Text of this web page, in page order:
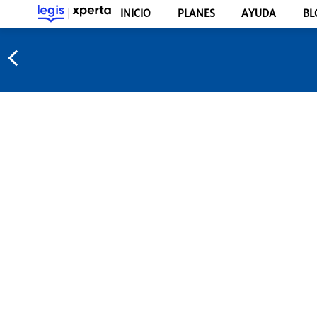
INICIO PLANES AYUDA